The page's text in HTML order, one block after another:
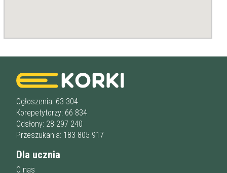
Płeć korepetytora
Ogłoszenia: 63 304
Korepetytorzy: 66 834
Odsłony: 28 297 240
Przeszukania: 183 805 917
Dla ucznia
O nas